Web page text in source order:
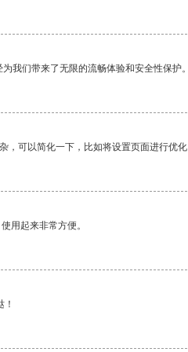
我们带来了无限的流畅体验和安全性保护
，可以简化一下，比如将设置页面进行优
用起来非常方便。